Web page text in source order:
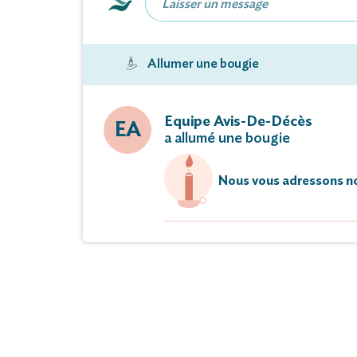
Les obsèques religieuses seront
La famille remercie par avance
et plus particulièrement le
Vous pouvez déposer vos
Allumer une bougie
EA
Equipe Avis-De-Décès
a allumé une bougie
Nous vous adressons